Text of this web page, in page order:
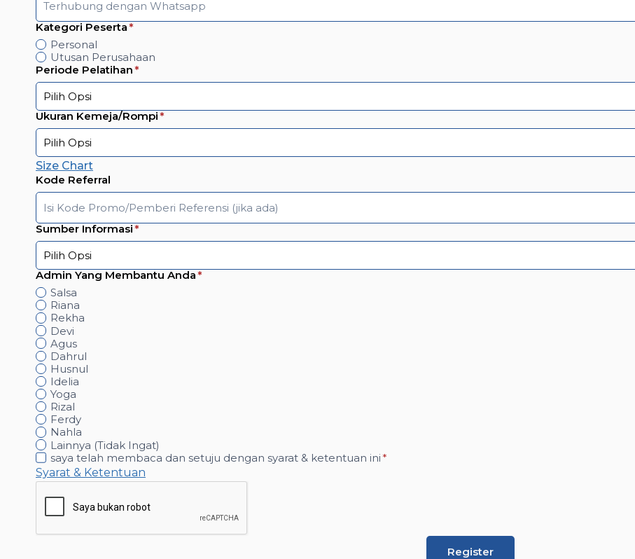
Kategori Peserta*
Personal
Utusan Perusahaan
Periode Pelatihan*
Ukuran Kemeja/Rompi*
Size Chart
Kode Referral
Sumber Informasi*
Admin Yang Membantu Anda*
Salsa
Riana
Rekha
Devi
Agus
Dahrul
Husnul
Idelia
Yoga
Rizal
Ferdy
Nahla
Lainnya (Tidak Ingat)
S
e
j
saya telah membaca dan setuju dengan syarat & ketentuan ini*
Syarat & Ketentuan
Register